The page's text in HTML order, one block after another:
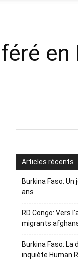
en
Articles récents
Burkina Faso:
ans
RD Congo: Vers
migrants
Burkina Faso:
inquiète Human